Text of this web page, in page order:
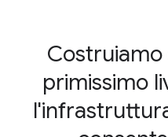
primissimo